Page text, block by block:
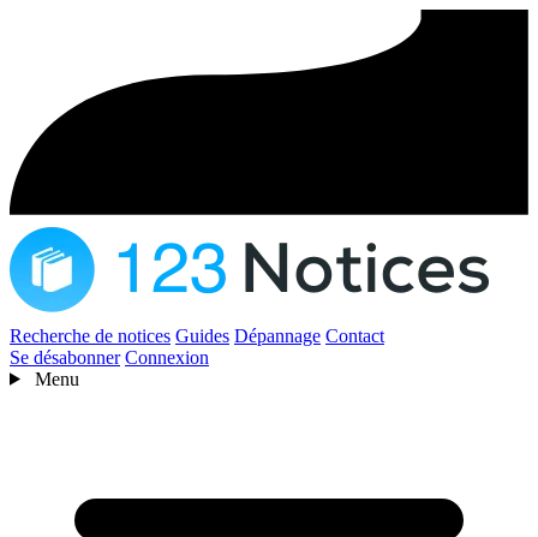
Recherche de notices Guides Dépannage Contact
Se désabonner Connexion
Menu